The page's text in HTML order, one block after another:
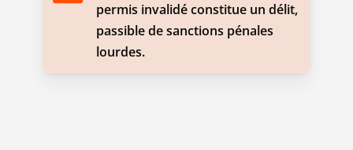
permis invalidé constitue un délit,
passible de sanctions pénales
lourdes.